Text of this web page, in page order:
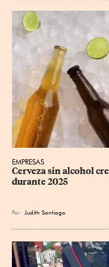
EMPRESAS
Cerveza sin alcohol
durante 2025
Por Judith Santiago